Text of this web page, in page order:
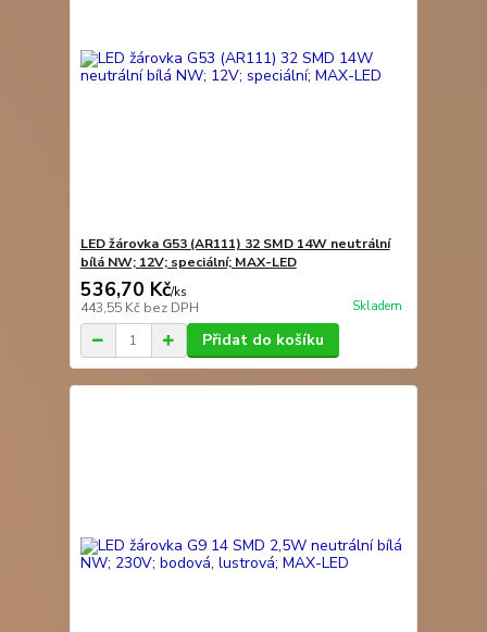
LED žárovka G53 (AR111) 32 SMD 14W neutrální
bílá NW; 12V; speciální; MAX-LED
536,70 Kč/ks
443,55 Kč bez DPH Skladem
Přidat do košíku